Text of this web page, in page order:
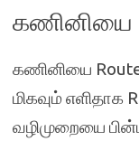
கணினியை
கணினியை
மிகவும் எளிதாக
வழிமுறையை